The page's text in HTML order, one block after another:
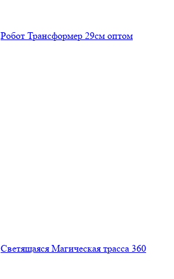
Робот Трансформер 29см оптом
Светящаяся Магическая трасса 360